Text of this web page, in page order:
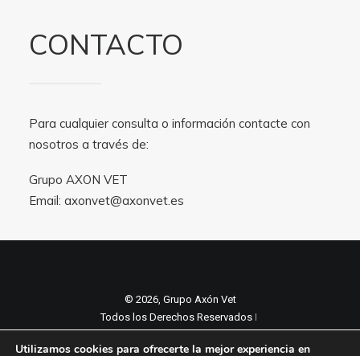
CONTACTO
Para cualquier consulta o información contacte con
nosotros a través de:
Grupo AXON VET
Email: axonvet@axonvet.es
© 2026, Grupo Axón Vet
Todos los Derechos Reservados ǀ
Política de cookies
Utilizamos cookies para ofrecerte la mejor experiencia en